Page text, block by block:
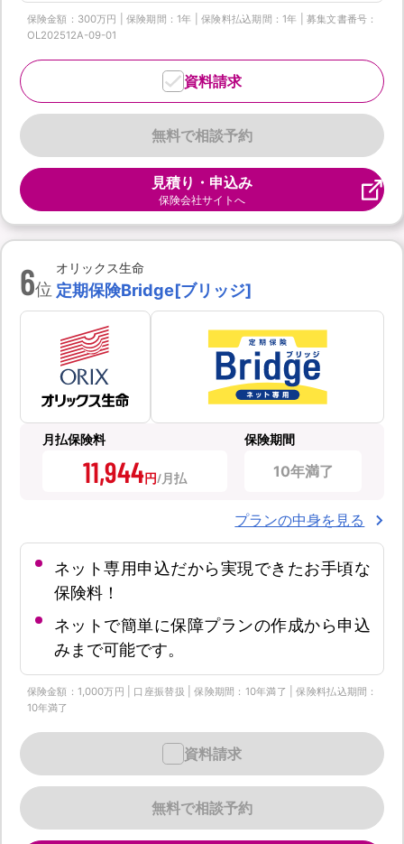
保険金額：300万円 | 保険期間：1年 | 保険料払込期間：1年 | 募集文書番号：
OL202512A-09-01
無料で相談予約
資料請求
見積り・申込み
保険会社サイトへ
6位
オリックス生命
定期保険Bridge[ブリッジ]
月払保険料
11,944円
保険期間
10年満了
プランの中身を見る
ネット専用申込だから実現できたお手頃な
保険料！
ネットで簡単に保障プランの作成から申込
みまで可能です。
保険金額：1,000万円 | 口座振替扱 | 保険期間：10年満了 | 保険料払込期間：
10年満了
無料で相談予約
資料請求